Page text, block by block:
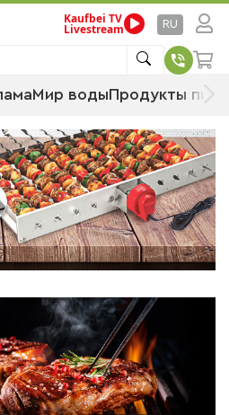
Kaufbei TV
Livestream RU
Мир водыПродукты
рубрики
барбекю и гриля